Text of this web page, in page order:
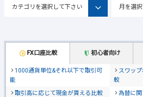
FX口座比較 初心者向け
1000通貨単位&それ以下で取引可
能
スワッ
較
取引高に応じて現金が貰える比較
為替に